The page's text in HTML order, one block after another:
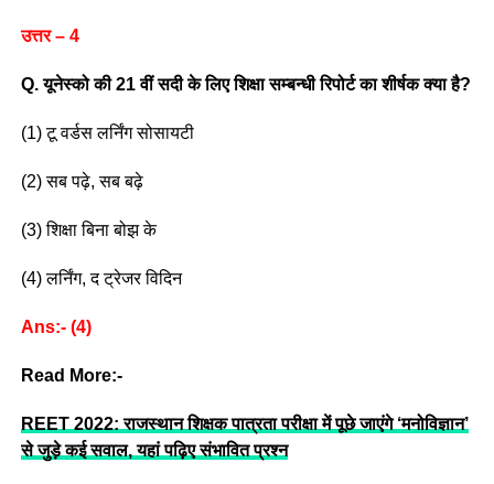
उत्तर – 4
Q. यूनेस्को की 21 वीं सदी के लिए शिक्षा सम्बन्धी रिपोर्ट का शीर्षक क्या है?
(1) टू वर्डस लर्निंग सोसायटी
(2) सब पढ़े, सब बढ़े
(3) शिक्षा बिना बोझ के
(4) लर्निंग, द ट्रेजर विदिन
Ans:- (4)
Read More:-
REET 2022: राजस्थान शिक्षक पात्रता परीक्षा में पूछे जाएंगे ‘मनोविज्ञान’
से जुड़े कई सवाल, यहां पढ़िए संभावित प्रश्न